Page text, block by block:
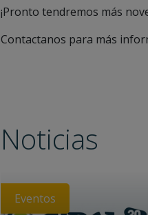
¡Pronto tendremos más
Contactanos para más
Noticias
Eventos